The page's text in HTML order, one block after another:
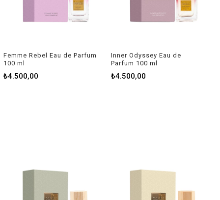
Femme Rebel Eau de Parfum
100 ml
₺4.500,00
Inner Odyssey Eau de
Parfum 100 ml
₺4.500,00